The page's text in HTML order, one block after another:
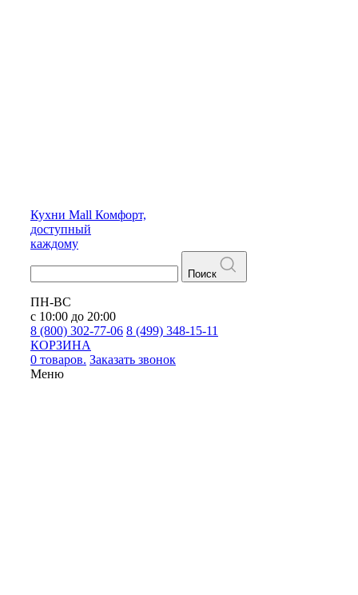
Кухни Mall Комфорт,
доступный
каждому
Поиск
ПН-ВС
с 10:00 до 20:00
8 (800) 302-77-06 8 (499) 348-15-11
КОРЗИНА
0 товаров. Заказать звонок
Меню